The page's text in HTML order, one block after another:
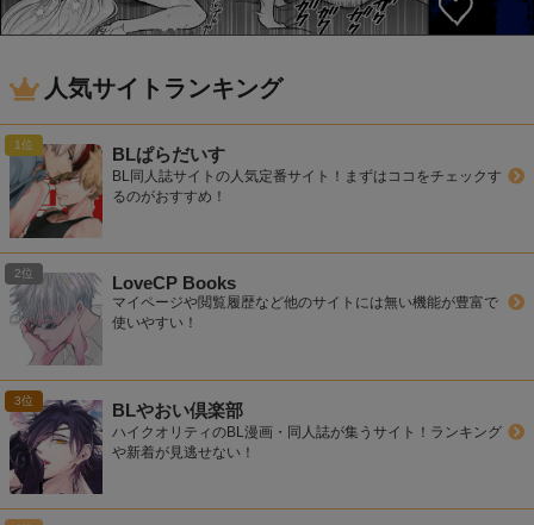
人気サイトランキング
BLぱらだいす
BL同人誌サイトの人気定番サイト！まずはココをチェックす
るのがおすすめ！
LoveCP Books
マイページや閲覧履歴など他のサイトには無い機能が豊富で
使いやすい！
BLやおい倶楽部
ハイクオリティのBL漫画・同人誌が集うサイト！ランキング
や新着が見逃せない！